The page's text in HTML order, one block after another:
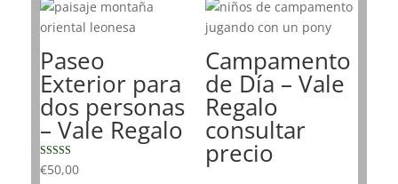
Paseo
Exterior para
dos personas
– Vale Regalo
Valorado con
5.00
€50,00
Campamento
de Día – Vale
Regalo
consultar
precio